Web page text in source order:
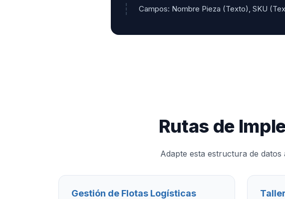
Campos: Nombre Pieza (Texto), SKU
Rutas de
Adapte esta estructura de
Gestión de Flotas Logísticas